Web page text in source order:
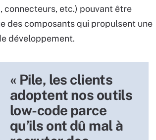
connecteurs, etc.) pouvant être
des composants qui propulsent une
développement.
« Pile, les clients
adoptent nos outils
low-code parce
qu’ils ont dû mal à